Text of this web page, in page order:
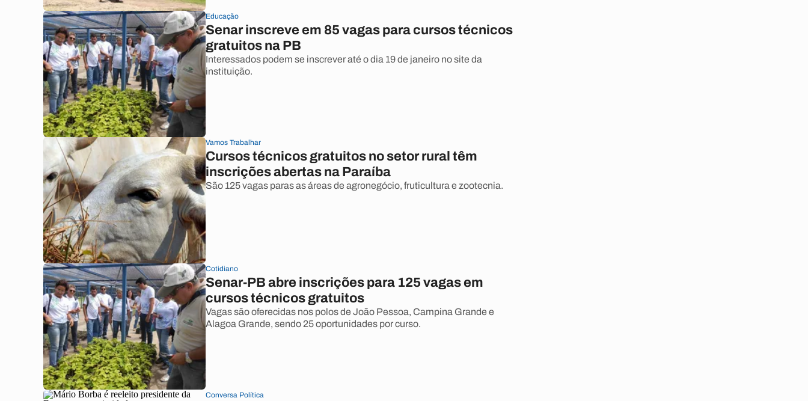
Educação
Senar inscreve em 85 vagas para cursos técnicos
gratuitos na PB
Interessados podem se inscrever até o dia 19 de janeiro no site da
instituição.
Vamos Trabalhar
Cursos técnicos gratuitos no setor rural têm
inscrições abertas na Paraíba
São 125 vagas paras as áreas de agronegócio, fruticultura e zootecnia.
Cotidiano
Senar-PB abre inscrições para 125 vagas em
cursos técnicos gratuitos
Vagas são oferecidas nos polos de João Pessoa, Campina Grande e
Alagoa Grande, sendo 25 oportunidades por curso.
Conversa Política